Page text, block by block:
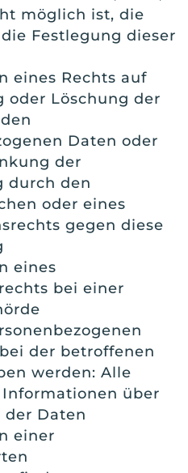
möglich ist, die
Festlegung dieser
eines Rechts auf
oder Löschung der
Daten oder
der
durch den
oder eines
gegen diese
eines
bei einer
der betroffenen
werden: Alle
über
Daten
einer